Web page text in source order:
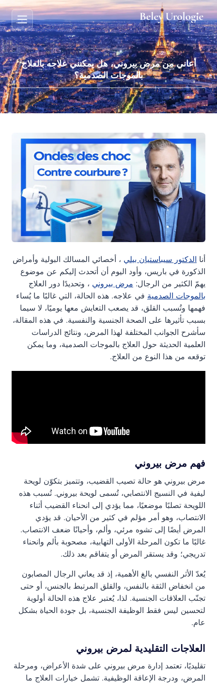
أعاني من مرض بيروني، هل يمكنني علاجه بالعلاج
بالموجات الصدمية؟
أنا الدكتور سيباستيان بيلي ، أخصائي المسالك البولية وأمراض
الذكورة في باريس، وأود اليوم أن أتحدث إليكم عن موضوع
يهمّ الكثير من الرجال: مرض بيروني ، وتحديدًا دور العلاج
بالموجات الصدمية في علاجه. هذه الحالة، التي غالبًا ما يُساء
فهمها وتُسبب القلق، قد يصعب التعايش معها يوميًا، لا سيما
بسبب تأثيرها على الصحة الجنسية والنفسية. في هذه المقالة،
سأشرح الجوانب المختلفة لهذا المرض، ونتائج الدراسات
العلمية الحديثة حول العلاج بالموجات الصدمية، وما يمكن
توقعه من هذا النوع من العلاج.
فهم مرض بيروني
مرض بيروني هو حالة تصيب القضيب، وتتميز بتكوّن لويحة
ليفية في النسيج الانتصابي، تُسمى لويحة بيروني. تُسبب هذه
اللويحة تصلبًا موضعيًا، مما يؤدي إلى انحناء القضيب أثناء
الانتصاب، وهو أمر مؤلم في كثير من الأحيان. قد يؤدي
المرض أيضًا إلى تشوه مرئي، وألم، وأحيانًا ضعف الانتصاب.
غالبًا ما تكون المرحلة الأولى التهابية، مصحوبة بألم وانحناء
تدريجي؛ وقد يستقر المرض أو يتفاقم بعد ذلك.
يُعدّ الأثر النفسي بالغ الأهمية، إذ قد يعاني الرجال المصابون
من انخفاض الثقة بالنفس، والقلق المرتبط بالجنس، أو حتى
تجنّب العلاقات الجنسية. لذا، يُعتبر علاج هذه الحالة أولوية
لتحسين ليس فقط الوظيفة الجنسية، بل جودة الحياة بشكل
عام.
العلاجات التقليدية لمرض بيروني
تقليديًا، تعتمد إدارة مرض بيروني على شدة الأعراض، ومرحلة
المرض، ودرجة الإعاقة الوظيفية. تشمل خيارات العلاج ما